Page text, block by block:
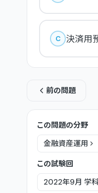
C 決済用
前の問題
この問題の分野
金融資産運用
この試験回
2022年9月 学